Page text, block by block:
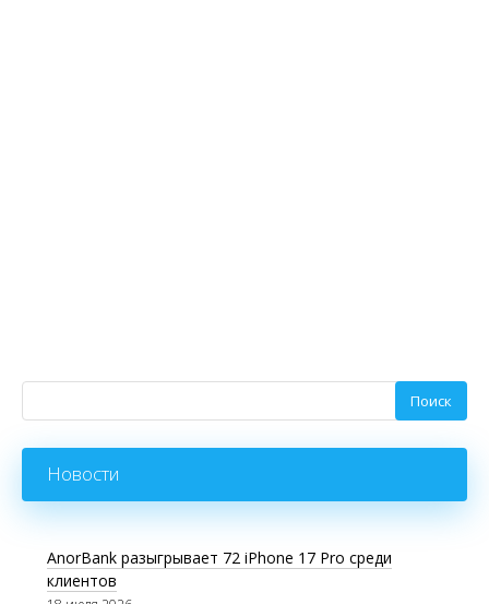
Новости
AnorBank разыгрывает 72 iPhone 17 Pro среди
клиентов